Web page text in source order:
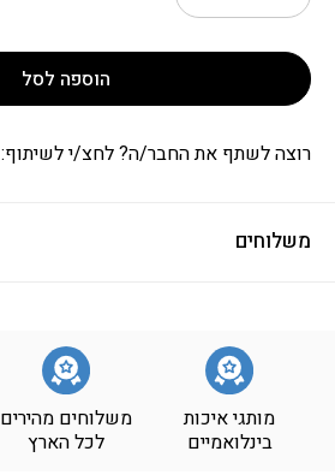
הוספה לסל
משלוחים
מותגי איכות
בינלואמיים
משלוחים מהירים
לכל הארץ
רוצה לשתף את החבר/ה? לחצ/י לשיתוף: